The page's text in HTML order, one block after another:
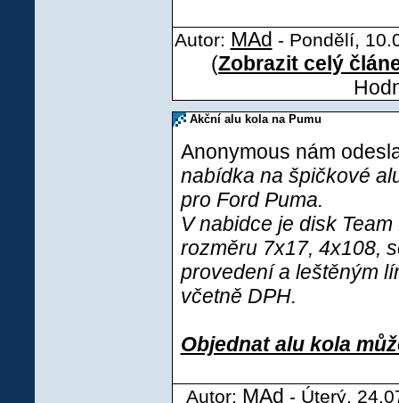
Autor: MAd - Pondělí,
(Zobrazit celý
Akční alu kola na Pumu
Anonymous nám
nabídka na špičkové
pro Ford Puma.
V nabidce je disk
rozměru 7x17, 4x108,
provedení a leštěným
včetně DPH.
Objednat alu kola
Autor: MAd - Úterý,